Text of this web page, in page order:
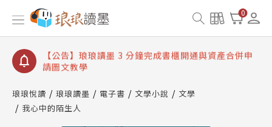
0
【公告】琅琅讀墨數位閱讀資產合併與書櫃開通申請
【公告】琅琅讀墨書櫃開通常見問題
【公告】琅琅讀墨 3 分鐘完成書櫃開通與資產合併申
請圖文教學
查詢
【公告】琅琅讀墨數位閱讀資產合併與書櫃開通申請
琅琅悅讀 琅琅讀墨 電子書 文學小說
文學
我心中的陌生人